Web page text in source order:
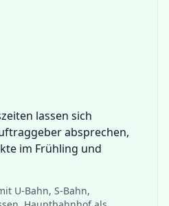
lassen sich
absprechen,
im Frühling und
U-Bahn, S-Bahn,